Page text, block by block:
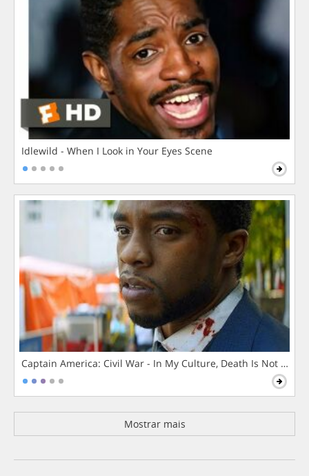
Idlewild - When I Look in Your Eyes Scene
Captain America: Civil War - In My Culture, Death Is Not The
Mostrar mais